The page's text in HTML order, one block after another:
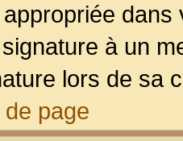
à un
lors de sa
page